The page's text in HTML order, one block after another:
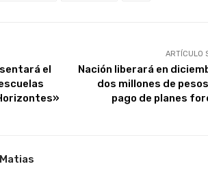
el
ARTÍCULO
Nación liberará en
dos millones de
pago de planes
Matias